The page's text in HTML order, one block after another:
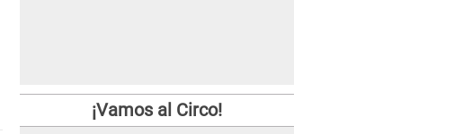
¡Vamos al Circo!